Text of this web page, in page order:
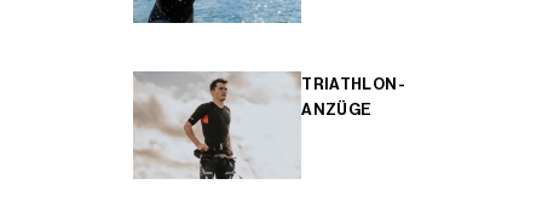
TRIATHLON-
ANZÜGE